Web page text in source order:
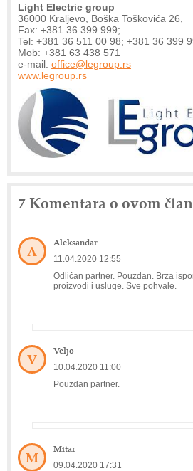
Light Electric group
36000 Kraljevo, Boška Toškovića 26,
Fax: +381 36 399 999;
Tel: +381 36 511 00 98; +381 36 399
Mob: +381 63 438 571
e-mail: office@legroup.rs
www.legroup.rs
7 Komentara o ovom
A Aleksandar
11.04.2020 12:55
Odličan partner. Pouzdan. Brza
proizvodi i usluge. Sve pohvale.
V Veljo
10.04.2020 11:00
Pouzdan partner.
M Mitar
09.04.2020 17:31